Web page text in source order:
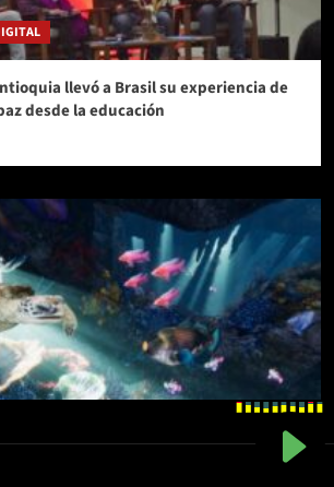
llevó a Brasil su experiencia de
desde la educación
ANTIOQUIA